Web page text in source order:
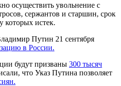
осуществить увольнение с
сержантов и старшин, срок
которых истек.
Путин 21 сентября
в России.
будут призваны 300 тысяч
что Указ Путина позволяет